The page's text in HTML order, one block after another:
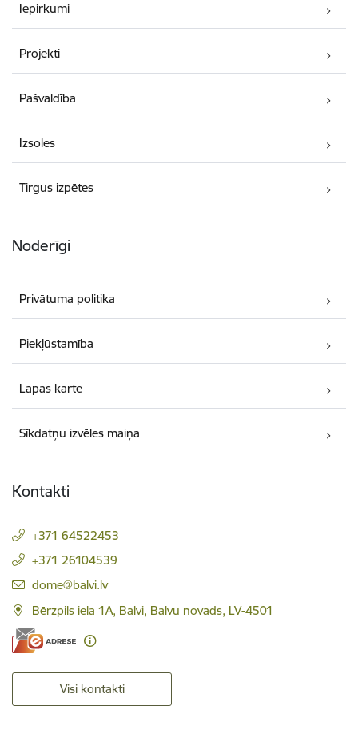
Iepirkumi
Projekti
Pašvaldība
Izsoles
Tirgus izpētes
Noderīgi
Privātuma politika
Piekļūstamība
Lapas karte
Sīkdatņu izvēles maiņa
Kontakti
+371 64522453
+371 26104539
E-pasts:
dome@balvi.lv
Bērzpils iela 1A, Balvi, Balvu novads, LV-4501
Visi kontakti